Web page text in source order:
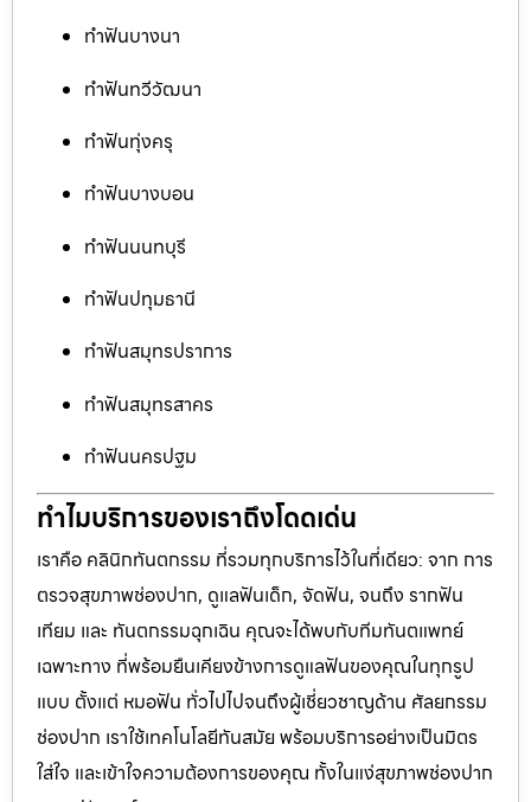
ทำฟันบางนา
ทำฟันทวีวัฒนา
ทำฟันทุ่งครุ
ทำฟันบางบอน
ทำฟันนนทบุรี
ทำฟันปทุมธานี
ทำฟันสมุทรปราการ
ทำฟันสมุทรสาคร
ทำฟันนครปฐม
ทำไมบริการของเราถึงโดดเด่น
เราคือ คลินิกทันตกรรม ที่รวมทุกบริการไว้ในที่เดียว: จาก การ
ตรวจสุขภาพช่องปาก, ดูแลฟันเด็ก, จัดฟัน, จนถึง รากฟัน
เทียม และ ทันตกรรมฉุกเฉิน คุณจะได้พบกับทีมทันตแพทย์
เฉพาะทาง ที่พร้อมยืนเคียงข้างการดูแลฟันของคุณในทุกรูป
แบบ ตั้งแต่ หมอฟัน ทั่วไปไปจนถึงผู้เชี่ยวชาญด้าน ศัลยกรรม
ช่องปาก เราใช้เทคโนโลยีทันสมัย พร้อมบริการอย่างเป็นมิตร
ใส่ใจ และเข้าใจความต้องการของคุณ ทั้งในแง่สุขภาพช่องปาก